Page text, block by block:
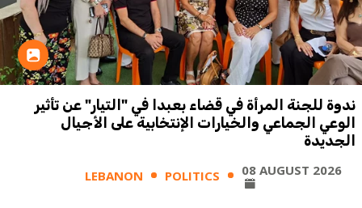
ندوة للجنة المرأة في قضاء بعبدا في "التيار" عن تأثير
الوعي الجماعي والخيارات الإنتخابية على الأجيال
الجديدة
LEBANON POLITICS 08 AUGUST 2026